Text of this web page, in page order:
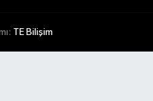
TE Bilişim